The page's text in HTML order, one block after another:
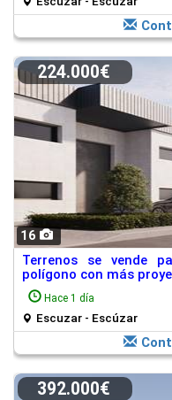
16
224.000€
Terrenos se vende
polígono con más
Hace 1 día
Escuzar - Escúzar
392.000€